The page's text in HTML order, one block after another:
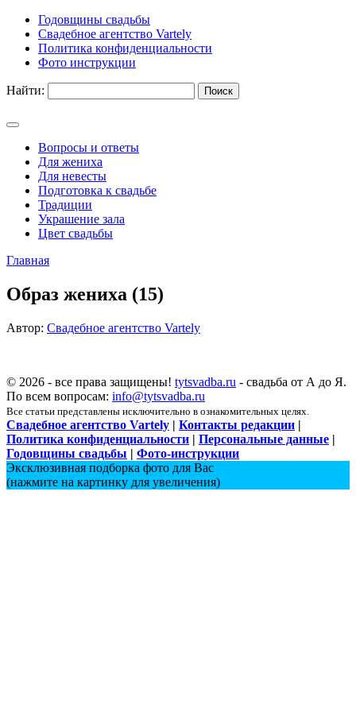
Годовщины свадьбы
Свадебное агентство Vartely
Политика конфиденциальности
Фото инструкции
Найти:
Вопросы и ответы
Для жениха
Для невесты
Подготовка к свадьбе
Традиции
Украшение зала
Цвет свадьбы
Главная
Образ жениха (15)
Автор: Свадебное агентство Vartely
© 2026 - все права защищены! tytsvadba.ru - свадьба от А до Я.
По всем вопросам: info@tytsvadba.ru
Все статьи представлены исключительно в ознакомительных целях.
Свадебное агентство Vartely | Контакты редакции |
Политика конфиденциальности | Персональные данные |
Годовщины свадьбы | Фото-инструкции
Эксклюзивная подборка фото для Вас
(нажмите на картинку для увеличения)